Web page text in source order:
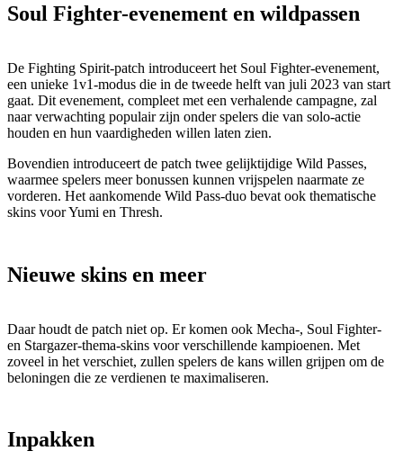
Soul Fighter-evenement en wildpassen
De Fighting Spirit-patch introduceert het Soul Fighter-evenement,
een unieke 1v1-modus die in de tweede helft van juli 2023 van start
gaat. Dit evenement, compleet met een verhalende campagne, zal
naar verwachting populair zijn onder spelers die van solo-actie
houden en hun vaardigheden willen laten zien.
Bovendien introduceert de patch twee gelijktijdige Wild Passes,
waarmee spelers meer bonussen kunnen vrijspelen naarmate ze
vorderen. Het aankomende Wild Pass-duo bevat ook thematische
skins voor Yumi en Thresh.
Nieuwe skins en meer
Daar houdt de patch niet op. Er komen ook Mecha-, Soul Fighter-
en Stargazer-thema-skins voor verschillende kampioenen. Met
zoveel in het verschiet, zullen spelers de kans willen grijpen om de
beloningen die ze verdienen te maximaliseren.
Inpakken